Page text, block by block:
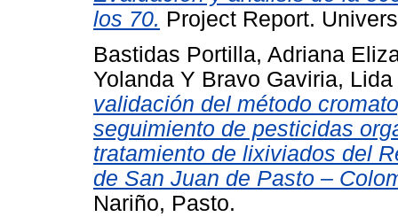
los 70. Project Report.
Bastidas Portilla, Adriana
Yolanda Y Bravo Gaviria,
validación del método
seguimiento de pesticidas
tratamiento de lixiviados del
de San Juan de Pasto –
Nariño, Pasto.